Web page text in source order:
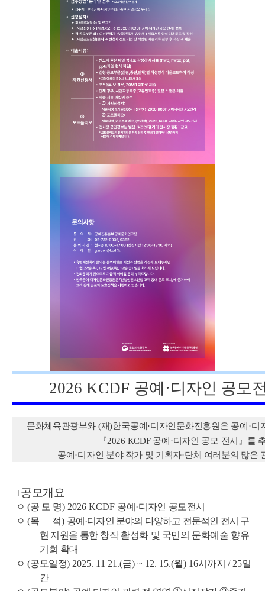
2026 KCDF 공예 ·디자인 공모
문화체육관광부와 (재)한국공예·디자인문화진흥원은 공예 ·디
『2026 KCDF 공예·디자인 공모 전시 』 를
공예 ·디자인 분야 작가 및 기획자·단체 여러분의 많은
□공모개요
ㅇ(공 모 명) 2026 KCDF 공예 ·디자인 공모전시
ㅇ(목 적) 공예 ·디자인 분야의 다양하고 전문적인 전시 구
현 지원을 통한 창작 활성화 및 국민의 문화예술 향유
기회 확대
ㅇ(공모일정) 2025. 11 21.(금) ~ 12. 15.(월) 16시까지/ 25일
간